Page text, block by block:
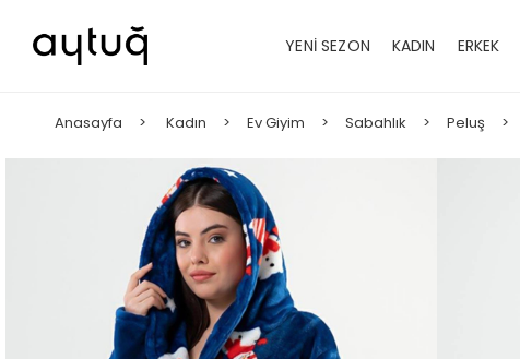
YENİ SEZON KADIN ERKEK
Anasayfa Kadın Ev Giyim Sabahlık Peluş